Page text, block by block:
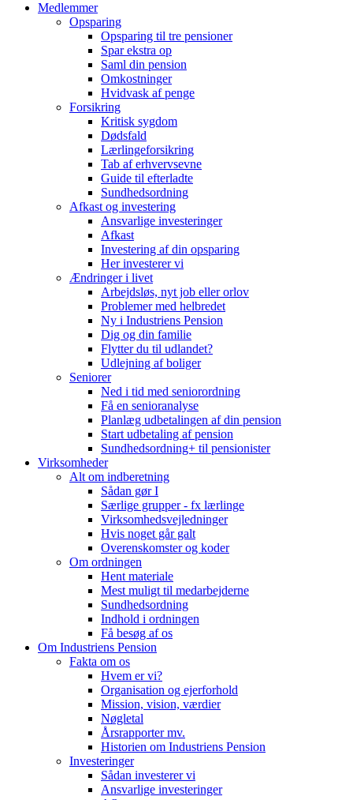
Medlemmer
Opsparing
Opsparing til tre pensioner
Spar ekstra op
Saml din pension
Omkostninger
Hvidvask af penge
Forsikring
Kritisk sygdom
Dødsfald
Lærlingeforsikring
Tab af erhvervsevne
Guide til efterladte
Sundhedsordning
Afkast og investering
Ansvarlige investeringer
Afkast
Investering af din opsparing
Her investerer vi
Ændringer i livet
Arbejdsløs, nyt job eller orlov
Problemer med helbredet
Ny i Industriens Pension
Dig og din familie
Flytter du til udlandet?
Udlejning af boliger
Seniorer
Ned i tid med seniorordning
Få en senioranalyse
Planlæg udbetalingen af din pension
Start udbetaling af pension
Sundhedsordning+ til pensionister
Virksomheder
Alt om indberetning
Sådan gør I
Særlige grupper - fx lærlinge
Virksomhedsvejledninger
Hvis noget går galt
Overenskomster og koder
Om ordningen
Hent materiale
Mest muligt til medarbejderne
Sundhedsordning
Indhold i ordningen
Få besøg af os
Om Industriens Pension
Fakta om os
Hvem er vi?
Organisation og ejerforhold
Mission, vision, værdier
Nøgletal
Årsrapporter mv.
Historien om Industriens Pension
Investeringer
Sådan investerer vi
Ansvarlige investeringer